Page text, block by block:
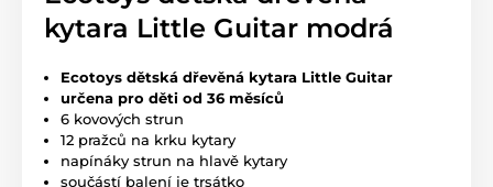
kytara Little Guitar modrá
Ecotoys dětská dřevěná kytara Little Guitar
určena pro děti od 36 měsíců
6 kovových strun
12 pražců na krku kytary
napínáky strun na hlavě kytary
součástí balení je trsátko